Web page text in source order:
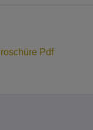
Pdf